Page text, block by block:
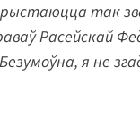
так
Расейскай
Безумоўна, я не